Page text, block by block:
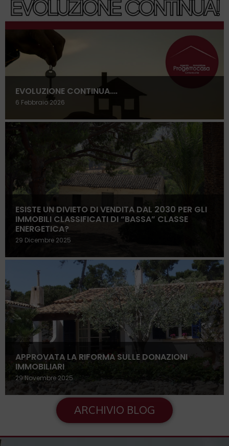
EVOLUZIONE CONTINUA….
6 Febbraio 2026
ESISTE UN DIVIETO DI VENDITA DAL 2030 PER GLI
IMMOBILI CLASSIFICATI DI “BASSA” CLASSE
ENERGETICA?
29 Dicembre 2025
APPROVATA LA RIFORMA SULLE DONAZIONI
IMMOBILIARI
29 Novembre 2025
ARCHIVIO BLOG